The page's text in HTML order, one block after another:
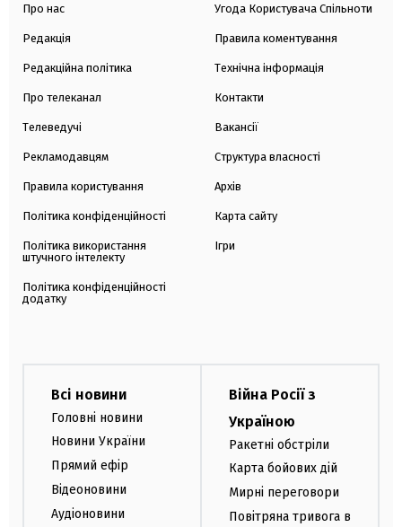
Про нас
Редакція
Редакційна політика
Про телеканал
Телеведучі
Рекламодавцям
Правила користування
Політика конфіденційності
Політика використання
штучного інтелекту
Політика конфіденційності
додатку
Угода Користувача Спільноти
Правила коментування
Технічна інформація
Контакти
Вакансії
Структура власності
Архів
Карта сайту
Ігри
Всі новини
Головні новини
Новини України
Прямий ефір
Відеоновини
Аудіоновини
Війна Росії з
Україною
Ракетні обстріли
Карта бойових дій
Мирні переговори
Повітряна тривога в